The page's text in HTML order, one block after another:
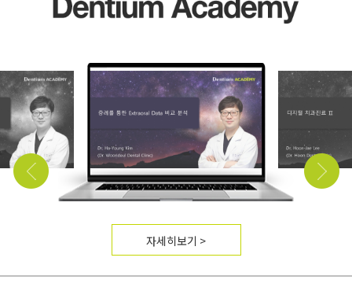
자세히보기 >